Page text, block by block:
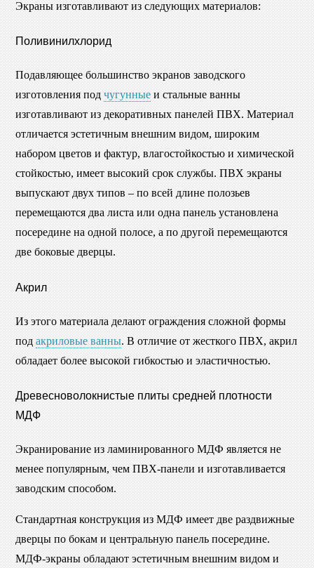
Экраны изготавливают из следующих материалов:
Поливинилхлорид
Подавляющее большинство экранов заводского
изготовления под чугунные и стальные ванны
изготавливают из декоративных панелей ПВХ. Материал
отличается эстетичным внешним видом, широким
набором цветов и фактур, влагостойкостью и химической
стойкостью, имеет высокий срок службы. ПВХ экраны
выпускают двух типов – по всей длине полозьев
перемещаются два листа или одна панель установлена
посередине на одной полосе, а по другой перемещаются
две боковые дверцы.
Акрил
Из этого материала делают ограждения сложной формы
под акриловые ванны. В отличие от жесткого ПВХ, акрил
обладает более высокой гибкостью и эластичностью.
Древесноволокнистые плиты средней плотности
МДФ
Экранирование из ламинированного МДФ является не
менее популярным, чем ПВХ-панели и изготавливается
заводским способом.
Стандартная конструкция из МДФ имеет две раздвижные
дверцы по бокам и центральную панель посередине.
МДФ-экраны обладают эстетичным внешним видом и